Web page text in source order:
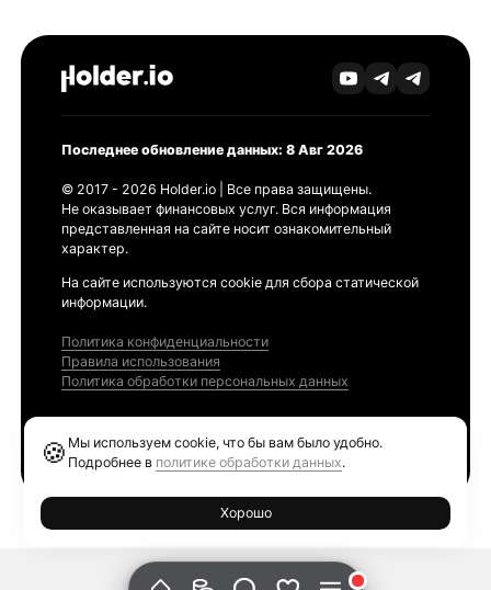
Последнее обновление данных: 8 Авг 2026
© 2017 - 2026 Holder.io | Все права защищены.
Не оказывает финансовых услуг. Вся информация
представленная на сайте носит ознакомительный
характер.
На сайте используются cookie для сбора статической
информации.
Политика конфиденциальности
Правила использования
Политика обработки персональных данных
🍪 Мы используем cookie, что бы вам было удобно.
Подробнее в политике обработки данных.
Хорошо
Ethereum GAS Tracker